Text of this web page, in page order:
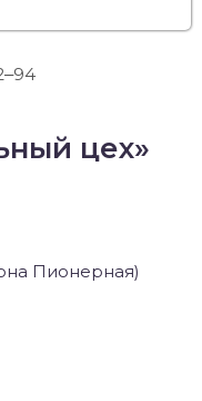
цех»
Пионерная)